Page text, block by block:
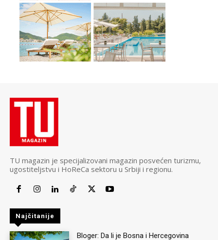
TU magazin je specijalizovani magazin posvećen turizmu,
ugostiteljstvu i HoReCa sektoru u Srbiji i regionu.
Najčitanije
Bloger: Da li je Bosna i Hercegovina